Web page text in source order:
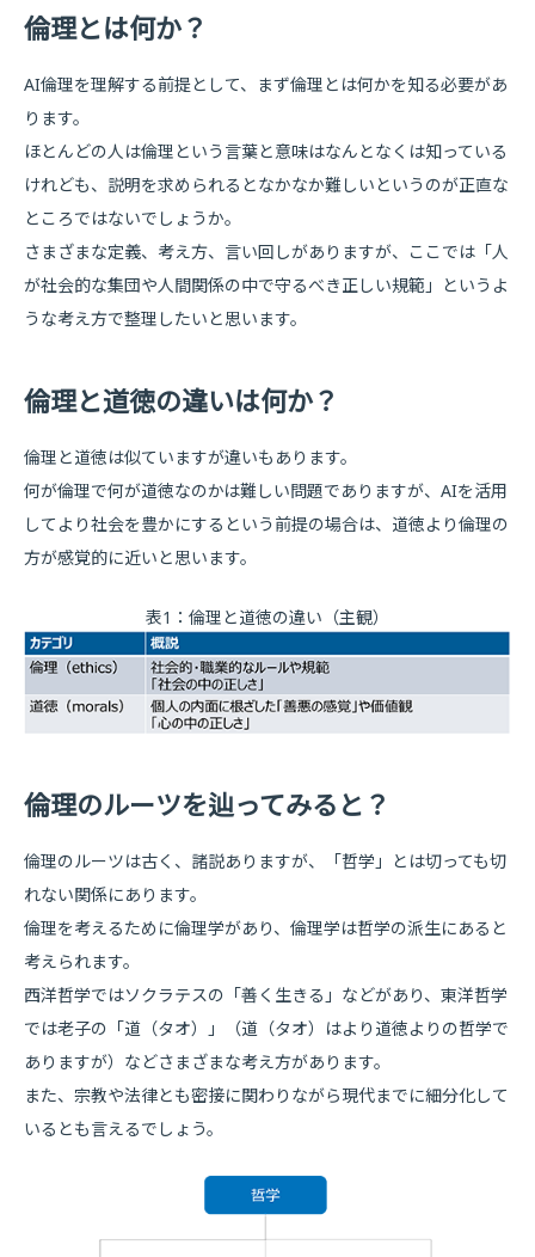
倫理とは何か？
AI倫理を理解する前提として、まず倫理とは何かを知る必要があ
ります。
ほとんどの人は倫理という言葉と意味はなんとなくは知っている
けれども、説明を求められるとなかなか難しいというのが正直な
ところではないでしょうか。
さまざまな定義、考え方、言い回しがありますが、ここでは「人
が社会的な集団や人間関係の中で守るべき正しい規範」というよ
うな考え方で整理したいと思います。
倫理と道徳の違いは何か？
倫理と道徳は似ていますが違いもあります。
何が倫理で何が道徳なのかは難しい問題でありますが、AIを活用
してより社会を豊かにするという前提の場合は、道徳より倫理の
方が感覚的に近いと思います。
表1：倫理と道徳の違い（主観）
倫理のルーツを辿ってみると？
倫理のルーツは古く、諸説ありますが、「哲学」とは切っても切
れない関係にあります。
倫理を考えるために倫理学があり、倫理学は哲学の派生にあると
考えられます。
西洋哲学ではソクラテスの「善く生きる」などがあり、東洋哲学
では老子の「道（タオ）」（道（タオ）はより道徳よりの哲学で
ありますが）などさまざまな考え方があります。
また、宗教や法律とも密接に関わりながら現代までに細分化して
いるとも言えるでしょう。